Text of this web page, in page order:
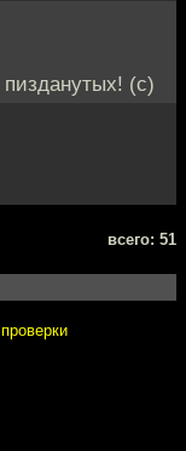
(с)
всего: 51